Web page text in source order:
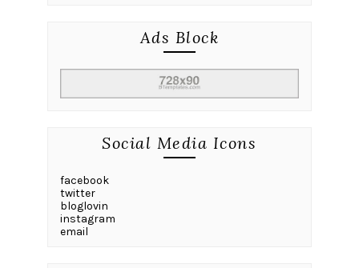
Ads Block
Social Media Icons
facebook
twitter
bloglovin
instagram
email